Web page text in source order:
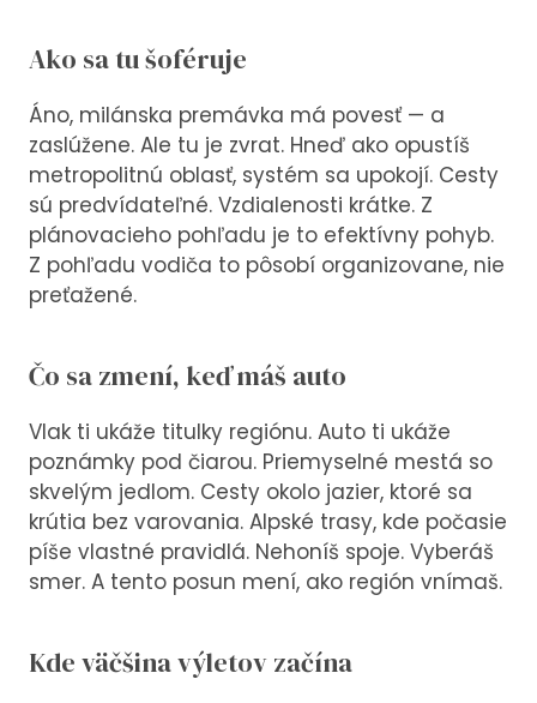
Ako sa tu šoféruje
Áno, milánska premávka má povesť — a
zaslúžene. Ale tu je zvrat. Hneď ako opustíš
metropolitnú oblasť, systém sa upokojí. Cesty
sú predvídateľné. Vzdialenosti krátke. Z
plánovacieho pohľadu je to efektívny pohyb.
Z pohľadu vodiča to pôsobí organizovane, nie
preťažené.
Čo sa zmení, keď máš auto
Vlak ti ukáže titulky regiónu. Auto ti ukáže
poznámky pod čiarou. Priemyselné mestá so
skvelým jedlom. Cesty okolo jazier, ktoré sa
krútia bez varovania. Alpské trasy, kde počasie
píše vlastné pravidlá. Nehoníš spoje. Vyberáš
smer. A tento posun mení, ako región vnímaš.
Kde väčšina výletov začína